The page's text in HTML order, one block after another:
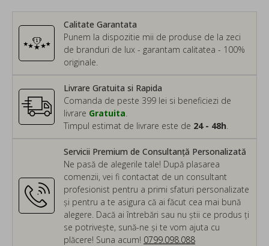
Calitate Garantata
Punem la dispozitie mii de produse de la zeci
de branduri de lux - garantam calitatea - 100%
originale.
Servicii Premium de Consultanță Personalizată
Ne pasă de alegerile tale! După plasarea
comenzii, vei fi contactat de un consultant
profesionist pentru a primi sfaturi personalizate
și pentru a te asigura că ai făcut cea mai bună
alegere. Dacă ai întrebări sau nu știi ce produs ți
se potrivește, sună-ne și te vom ajuta cu
plăcere! Suna acum! 0799.098.088
Livrare Gratuita si Rapida
Comanda de peste 399 lei si beneficiezi de
livrare Gratuita
Timpul estimat de livrare este de 24 - 48h